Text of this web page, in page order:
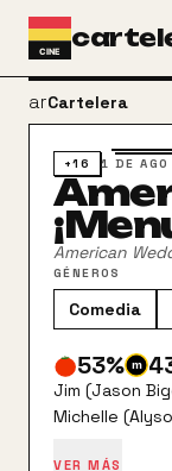
Ir al contenido
arrow_back
Cartelera
+16 1 DE
American
GÉNEROS
Comedia
53%
Jim (Jason
Michelle
VER MÁS